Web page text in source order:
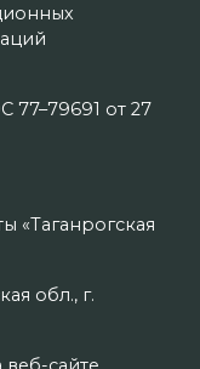
от 27
«Таганрогская
обл., г.